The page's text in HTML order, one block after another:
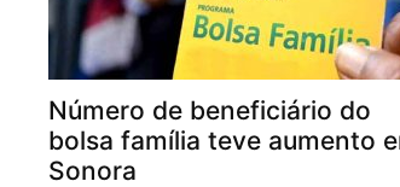
Número de beneficiário do
bolsa família teve aumento
Sonora